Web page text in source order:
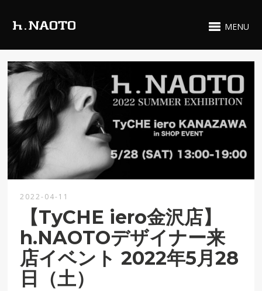
MENU
2022-04-11
【TyCHE iero金沢店】
h.NAOTOデザイナー来
店イベント 2022年5月28
日（土）